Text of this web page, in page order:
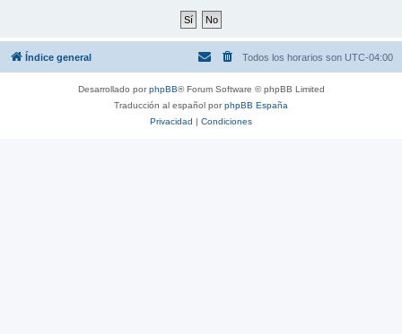
Índice general Todos los horarios son UTC-04:00
Desarrollado porphpBB® Forum Software © phpBB Limited
Traducción al español porphpBB España
Privacidad | Condiciones